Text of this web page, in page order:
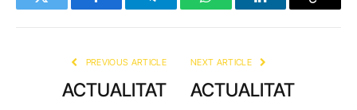
Twitter FacebookTelegramWhatsAppLinkedInCopy
PREVIOUS ARTICLE
ACTUALITAT
NEXT ARTICLE
ACTUALITAT